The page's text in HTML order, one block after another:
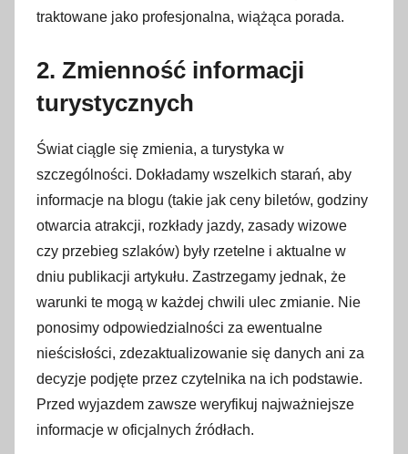
traktowane jako profesjonalna, wiążąca porada.
2. Zmienność informacji
turystycznych
Świat ciągle się zmienia, a turystyka w
szczególności. Dokładamy wszelkich starań, aby
informacje na blogu (takie jak ceny biletów, godziny
otwarcia atrakcji, rozkłady jazdy, zasady wizowe
czy przebieg szlaków) były rzetelne i aktualne w
dniu publikacji artykułu. Zastrzegamy jednak, że
warunki te mogą w każdej chwili ulec zmianie. Nie
ponosimy odpowiedzialności za ewentualne
nieścisłości, zdezaktualizowanie się danych ani za
decyzje podjęte przez czytelnika na ich podstawie.
Przed wyjazdem zawsze weryfikuj najważniejsze
informacje w oficjalnych źródłach.